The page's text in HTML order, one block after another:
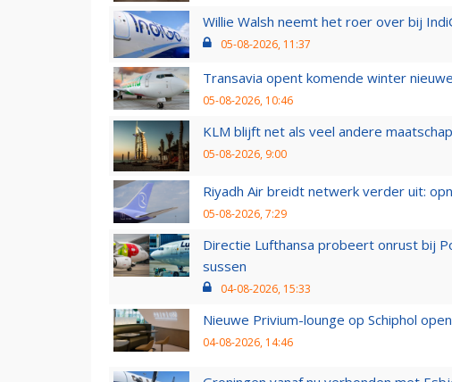
Willie Walsh neemt het roer over bij
05-08-2026, 11:37
Transavia opent komende winter
05-08-2026, 10:46
KLM blijft net als veel andere
05-08-2026, 9:00
Riyadh Air breidt netwerk verder uit:
05-08-2026, 7:29
Directie Lufthansa probeert onrust bij
sussen
04-08-2026, 15:33
Nieuwe Privium-lounge op Schiphol
04-08-2026, 14:46